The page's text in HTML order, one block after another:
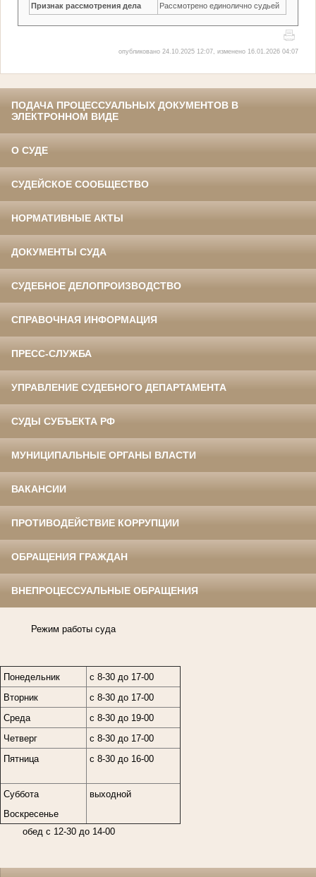
Признак рассмотрения дела Рассмотрено единолично судьей
опубликовано 24.10.2025 12:07, изменено 16.01.2026 04:07
ПОДАЧА ПРОЦЕССУАЛЬНЫХ ДОКУМЕНТОВ В
ЭЛЕКТРОННОМ ВИДЕ
О СУДЕ
СУДЕЙСКОЕ СООБЩЕСТВО
НОРМАТИВНЫЕ АКТЫ
ДОКУМЕНТЫ СУДА
СУДЕБНОЕ ДЕЛОПРОИЗВОДСТВО
СПРАВОЧНАЯ ИНФОРМАЦИЯ
ПРЕСС-СЛУЖБА
УПРАВЛЕНИЕ СУДЕБНОГО ДЕПАРТАМЕНТА
СУДЫ СУБЪЕКТА РФ
МУНИЦИПАЛЬНЫЕ ОРГАНЫ ВЛАСТИ
ВАКАНСИИ
ПРОТИВОДЕЙСТВИЕ КОРРУПЦИИ
ОБРАЩЕНИЯ ГРАЖДАН
ВНЕПРОЦЕССУАЛЬНЫЕ ОБРАЩЕНИЯ
Режим работы суда
Понедельник
с 8-30 до 17-00
Вторник
с 8-30 до 17-00
Среда
с 8-30 до 19-00
Четверг
с 8-30 до 17-00
Пятница
с 8-30 до 16-00
Суббота
Воскресенье
выходной
обед с 12-30 до 14-00